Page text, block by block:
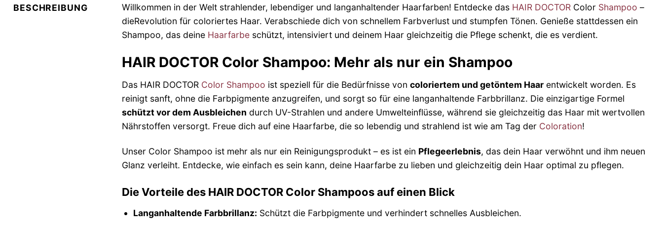
BESCHREIBUNG Willkommen in der Welt strahlender, lebendiger und langanhaltender Haarfarben! Entdecke das HAIR DOCTOR Color Shampoo –
dieRevolution für coloriertes Haar. Verabschiede dich von schnellem Farbverlust und stumpfen Tönen. Genieße stattdessen ein
Shampoo, das deine Haarfarbe schützt, intensiviert und deinem Haar gleichzeitig die Pflege schenkt, die es verdient.
HAIR DOCTOR Color Shampoo: Mehr als nur ein Shampoo
Das HAIR DOCTOR Color Shampoo ist speziell für die Bedürfnisse von coloriertem und getöntem Haar entwickelt worden. Es
reinigt sanft, ohne die Farbpigmente anzugreifen, und sorgt so für eine langanhaltende Farbbrillanz. Die einzigartige Formel
schützt vor dem Ausbleichen durch UV-Strahlen und andere Umwelteinflüsse, während sie gleichzeitig das Haar mit wertvollen
Nährstoffen versorgt. Freue dich auf eine Haarfarbe, die so lebendig und strahlend ist wie am Tag der Coloration!
Unser Color Shampoo ist mehr als nur ein Reinigungsprodukt – es ist ein Pflegeerlebnis, das dein Haar verwöhnt und ihm neuen
Glanz verleiht. Entdecke, wie einfach es sein kann, deine Haarfarbe zu lieben und gleichzeitig dein Haar optimal zu pflegen.
Die Vorteile des HAIR DOCTOR Color Shampoos auf einen Blick
Langanhaltende Farbbrillanz: Schützt die Farbpigmente und verhindert schnelles Ausbleichen.